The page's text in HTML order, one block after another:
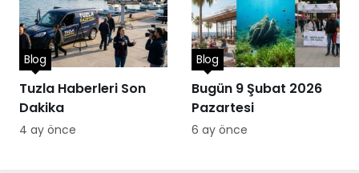
Tuzla Haberleri Son
Dakika
Blog
4 ay önce
Bugün 9 Şubat 2026
Pazartesi
Blog
6 ay önce